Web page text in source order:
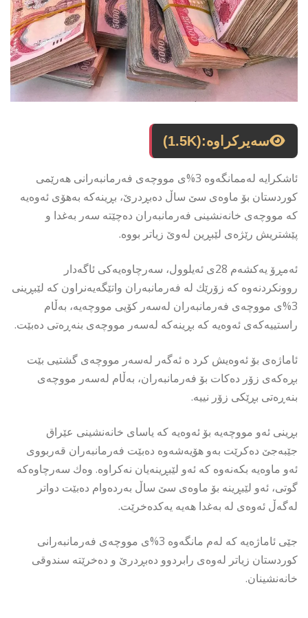
سەیرکراوە:(1.5K)
ئاشكرایە لەممانگەوە 3%ی مووچەی فەرمانبەرانی هەرێمی
كوردستان بۆ ماوەی سێ ساڵ دەبڕدرێ، بڕینەكە بەهۆی ئەوەیە
كە مووچەی خانەنشینی فەرمانبەران دەچێتە سەر بەغدا و
پێشتریش رێژەی لێبڕین لەوێ زیاتر بووە.
ئەمڕۆ یەكشەم 28ی ئەیلوول، سەرچاوەیەكی ئاگەدار
روونكردنەوە كە زۆرێك لە فەرمانبەران واتێگەیەنراون كە لێبڕینی
3%ی مووچەی فەرمانبەران لەسەر كۆیی مووچەیە، بەڵام
راستییەكەی ئەوەیە كە بڕینەكە لەسەر مووچەی بنەڕەتی دەبێت.
ئاماژەی بۆ ئەوەیش كرد ە ئەگەر لەسەر مووچەی گشتیی بێت
بڕەكەی زۆر دەكات بۆ فەرمانبەران، بەڵام لەسەر مووچەی
بنەڕەتی بڕێكی زۆر نییە.
بڕینی ئەو مووچەیە بۆ ئەوەیە كە یاسای خانەنشینی عێراق
جێبەجێ دەكرێت بەو هۆیەشەوە دەبێت فەرمانبەران قەربووی
ئەو ماوەیە بكەنەوە كە ئەو لێبڕینەیان نەكراوە. وەك سەرچاوەكە
گوتی، ئەو لێبڕینە بۆ ماوەی سێ ساڵ بەردەوام دەبێت دواتر
لەگەڵ ئەوەی لە بەغدا هەیە یەكدەخرێت.
جێی ئاماژەیە كە لەم مانگەوە 3%ی مووچەی فەرمانبەرانی
كوردستان زیاتر لەوەی رابردوو دەبڕدرێ و دەخرێتە سندوقی
خانەنشینان.